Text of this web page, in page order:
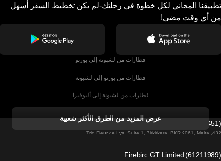
تطبيقنا المجاني لكل خطوة في رحلتك-لم يكن تخطيط السفر أسهل
من أي وقت مضى!
قطارات من لشبونة إلى بورتو
قطارات من بورتو إلى لشبونة
قطارات من لشبونة إلى ألبوفيرا
قطارات من ألبوفيرا إلى لشبونة
قطارات من لشبونة إلى لاغوس
عرض المزيد من الطرق الأكثر شعبية
Firebird GT Limited (OC 1451)
432, Triq Fleur de Lys, Suite 1, Birkirkara, BKR 9061, Malta
Firebird GT Limited (61211989)